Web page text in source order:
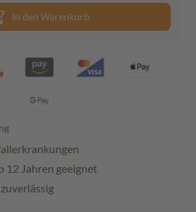
In den Warenkorb
12 Jahren geeignet